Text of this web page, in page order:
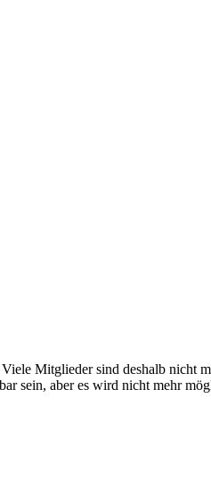
Mitglieder sind deshalb
sein, aber es wird nicht mehr